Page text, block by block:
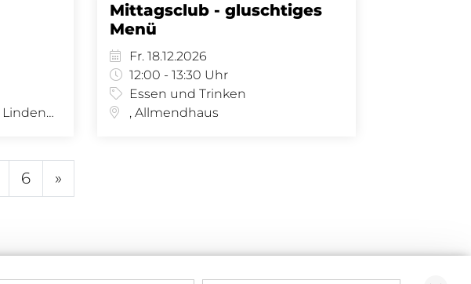
Pfarreiheim Lindenberg, Lindenberg 8 - Saal, Lindenberg 8, 4058 Basel
Mittagsclub - gluschtiges
Menü
Fr. 18.12.2026
12:00 - 13:30 Uhr
Essen und Trinken
, Allmendhaus
6 »